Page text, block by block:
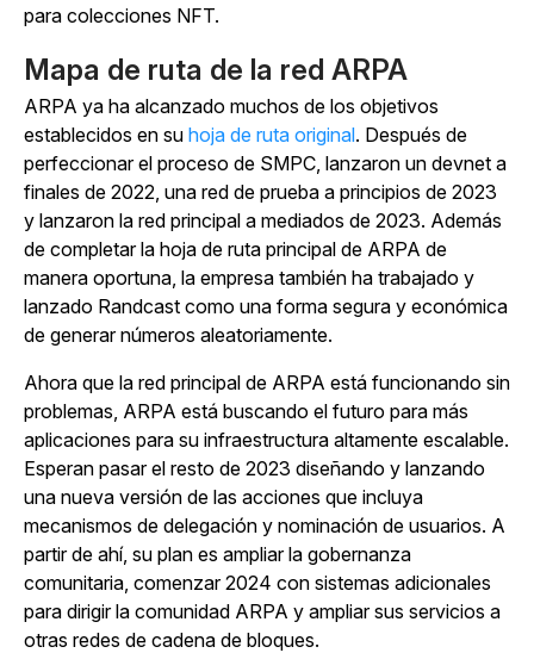
para colecciones NFT.
Mapa de ruta de la red ARPA
ARPA ya ha alcanzado muchos de los objetivos
establecidos en su hoja de ruta original. Después de
perfeccionar el proceso de SMPC, lanzaron un devnet a
finales de 2022, una red de prueba a principios de 2023
y lanzaron la red principal a mediados de 2023. Además
de completar la hoja de ruta principal de ARPA de
manera oportuna, la empresa también ha trabajado y
lanzado Randcast como una forma segura y económica
de generar números aleatoriamente.
Ahora que la red principal de ARPA está funcionando sin
problemas, ARPA está buscando el futuro para más
aplicaciones para su infraestructura altamente escalable.
Esperan pasar el resto de 2023 diseñando y lanzando
una nueva versión de las acciones que incluya
mecanismos de delegación y nominación de usuarios. A
partir de ahí, su plan es ampliar la gobernanza
comunitaria, comenzar 2024 con sistemas adicionales
para dirigir la comunidad ARPA y ampliar sus servicios a
otras redes de cadena de bloques.